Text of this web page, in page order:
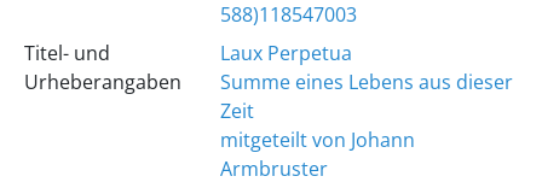
588)118547003
Titel- und
Urheberangaben
Laux Perpetua
Summe eines Lebens aus dieser
Zeit
mitgeteilt von Johann
Armbruster